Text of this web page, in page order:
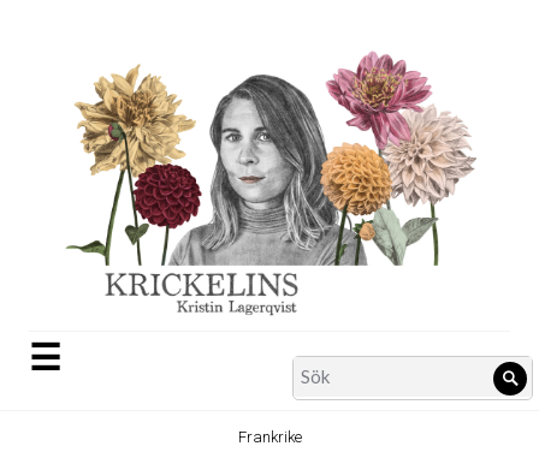
☰
Search
for:
Frankrike